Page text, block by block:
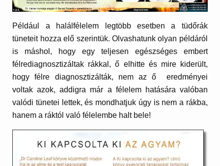
Például a halálfélelem legtöbb esetben a tüdőrák
tüneteit hozza elő szerintük. Olvashatunk olyan példáról
is máshol, hogy egy teljesen egészséges embert
félrediagnosztizáltak rákkal, ő elhitte és mire kiderült,
hogy félre diagnosztizálták, nem az ő eredményei
voltak azok, addigra már a félelem hatására valóban
valódi tünetei lettek, és mondhatjuk úgy is nem a rákba,
hanem a ráktól való félelembe halt bele!